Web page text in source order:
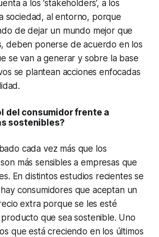
a los ‘stakeholders’, a los
sociedad, al entorno, porque
de dejar un mundo mejor que
deben ponerse de acuerdo en los
se van a generar y sobre la base
se plantean acciones enfocadas
del consumidor frente a
sostenibles?
cada vez más que los
más sensibles a empresas que
En distintos estudios recientes se
consumidores que aceptan un
extra porque se les esté
que sea sostenible. Uno
que está creciendo en los últimos